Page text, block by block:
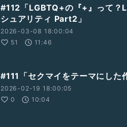
#112「LGBTQ+の『+』って？
シュアリティ Part2」
2026-03-08 18:00:04
51
11:46
#111「セクマイをテーマにした
2026-02-19 18:00:05
0
10:04